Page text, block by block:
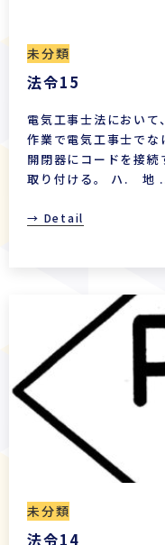
未分類
法令15
電気工事士法において
作業で電気工事士で
開閉器にコードを接
取り付ける。 ハ. 地
→ Detail
未分類
法令14